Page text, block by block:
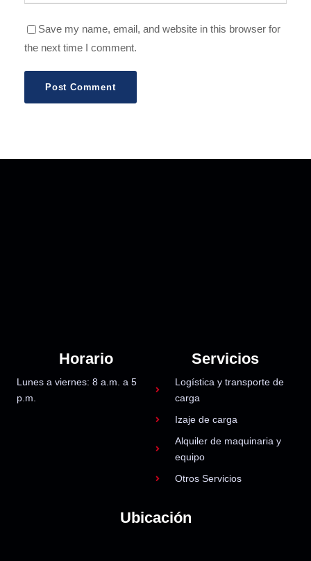
Save my name, email, and website in this browser for
the next time I comment.
Horario
Lunes a viernes: 8 a.m. a 5
p.m.
Servicios
Logística y transporte de
carga
Izaje de carga
Alquiler de maquinaria y
equipo
Otros Servicios
Ubicación